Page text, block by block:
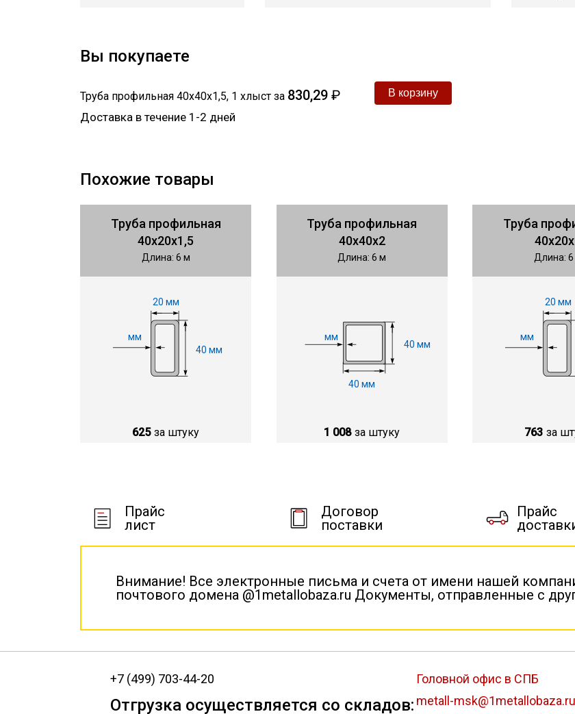
Вы покупаете
Труба профильная 40х40х1,5, 1 хлыст за 830,29 ₽
Доставка в течение 1-2 дней
Похожие товары
Труба профильная
40х20х1,5
Длина: 6 м
мм
40 мм
20 мм
625 за штуку
Труба профильная
40х40х2
Длина: 6 м
мм
40 мм
40 мм
1 008 за штуку
Труба
Длина:
мм
20 мм
763 за
Прайс
лист
Договор
поставки
Прайс
Внимание! Все электронные письма и счета от имени нашей
почтового домена @1metallobaza.ru Документы, отправленные с
+7 (499) 703-44-20
Отгрузка осуществляется со складов:
Головной офис в СПБ
metall-msk@1metallobaza.ru